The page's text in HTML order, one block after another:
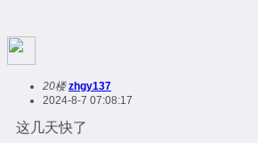
20楼 zhgy137
2024-8-7 07:08:17
这几天快了